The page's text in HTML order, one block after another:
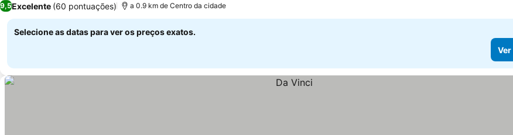
9,5Excelente (60 pontuações) a 0.9 km de Centro da cidade
Selecione as datas para ver os preços exatos.